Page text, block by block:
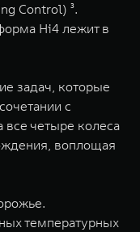
Control) ³.
Hi4 лежит в
задач, которые
с
четыре колеса
воплощая
температурных